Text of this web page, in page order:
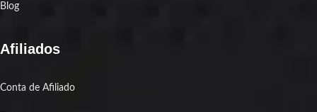
Blog
Afiliados
Conta de Afiliado